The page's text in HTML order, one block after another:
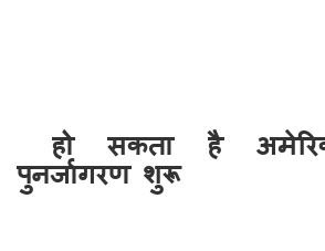
हो सकता है
पुनर्जागरण शुरू